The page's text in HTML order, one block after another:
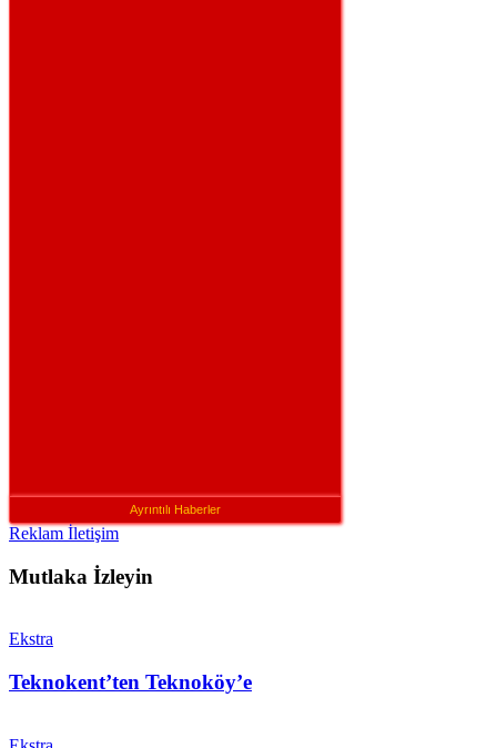
Ayrıntılı Haberler
Reklam İletişim
Mutlaka İzleyin
Ekstra
Teknokent’ten Teknoköy’e